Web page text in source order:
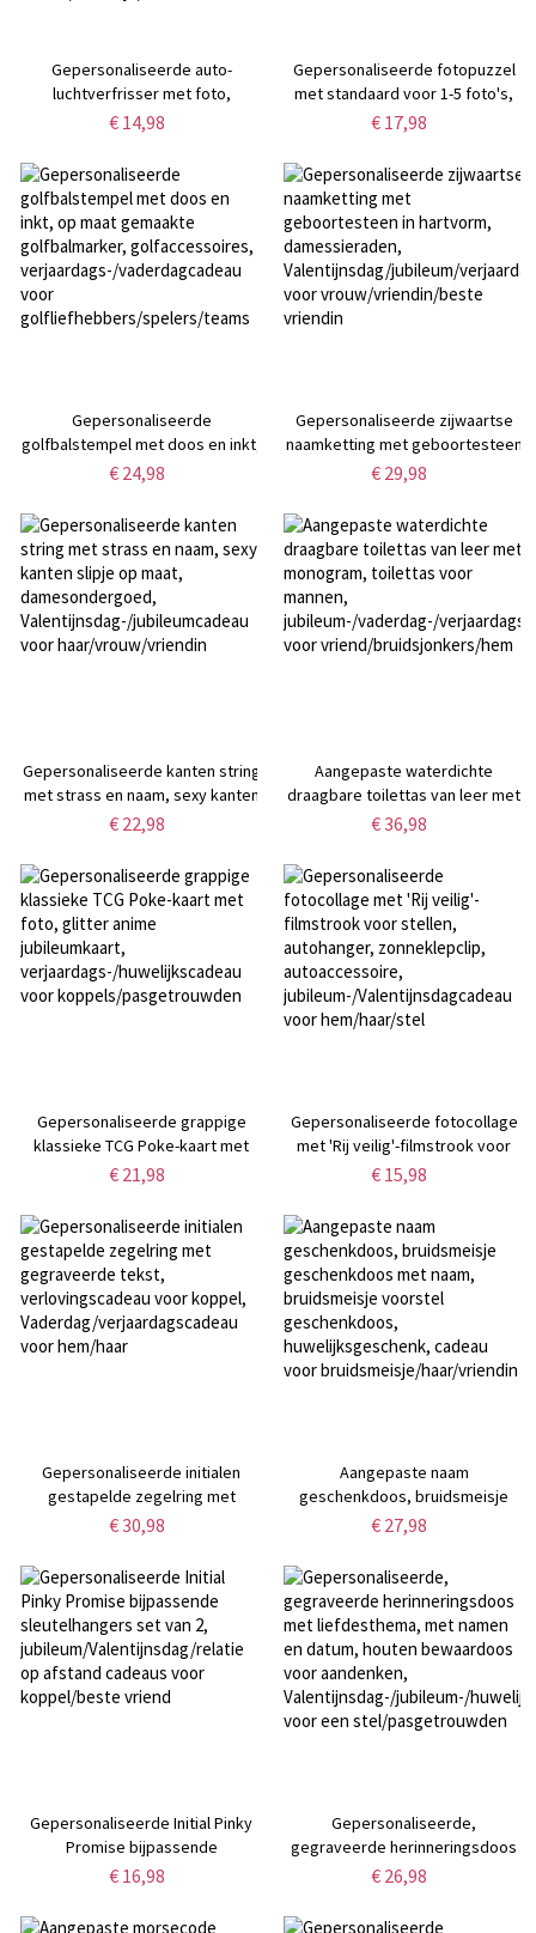
Gepersonaliseerde auto-
luchtverfrisser met foto,
grappige dubbelzijdige
autoaccessoire,
Valentijnsdag-/verjaardagscadeau
familie/stelletje/dierenliefhebbers
€ 14,98
Gepersonaliseerde fotopuzzel
met standaard voor 1-5 foto's,
souvenir,
voor stellen/familie/vrienden
€ 17,98
Gepersonaliseerde
golfbalstempel met doos en inkt,
op maat gemaakte
verjaardags-/vaderdagcadeau
golfliefhebbers/spelers/teams
€ 24,98
Gepersonaliseerde zijwaartse
naamketting met geboortesteen
in hartvorm, damessieraden,
voor vrouw/vriendin/beste
vriendin
€ 29,98
Gepersonaliseerde kanten string
met strass en naam, sexy kanten
slipje op maat,
Valentijnsdag-/jubileumcadeau
voor haar/vrouw/vriendin
€ 22,98
Aangepaste waterdichte
draagbare toilettas van leer met
monogram, toilettas voor
jubileum-/vaderdag-/
voor vriend/bruidsjonkers/hem
€ 36,98
Gepersonaliseerde grappige
klassieke TCG Poke-kaart met
foto, glitter anime jubileumkaart,
voor koppels/pasgetrouwden
€ 21,98
Gepersonaliseerde fotocollage
met 'Rij veilig'-filmstrook voor
stellen, autohanger,
jubileum-/Valentijnsdagcadeau
voor hem/haar/stel
€ 15,98
Gepersonaliseerde initialen
gestapelde zegelring met
gegraveerde tekst,
Vaderdag/verjaardagscadeau
voor hem/haar
€ 30,98
Aangepaste naam
geschenkdoos, bruidsmeisje
geschenkdoos met naam,
geschenkdoos,
huwelijksgeschenk, cadeau voor
bruidsmeisje/haar/vriendin
€ 27,98
Gepersonaliseerde Initial Pinky
Promise bijpassende
sleutelhangers set van 2,
afstand cadeaus voor
€ 16,98
Gepersonaliseerde,
gegraveerde herinneringsdoos
met liefdesthema, met namen en
aandenken,
€ 26,98